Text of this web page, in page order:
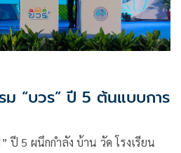
“บวร” ปี 5 ต้นแบบการ
ปี 5 ผนึกกำลัง บ้าน วัด โรงเรียน